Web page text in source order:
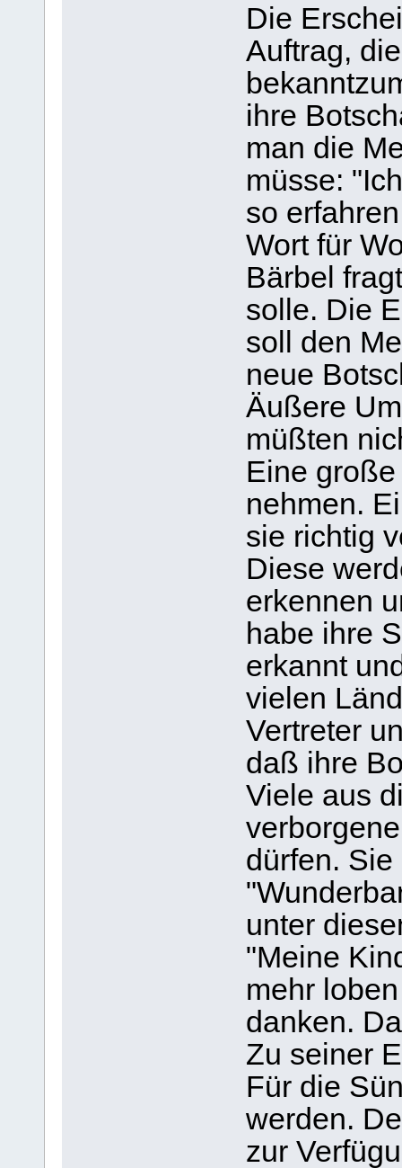
Die
Auftrag,
ihre
man die
müsse:
so
Wort für
Bärbel
solle. Die
soll den
neue
Äußere
müßten
Eine
nehmen.
sie richtig
Diese
erkennen
habe ihre
erkannt
vielen
Vertreter
daß ihre
Viele aus
dürfen.
unter
"Meine
mehr
danken.
Zu seiner
Für die
werden.
zur